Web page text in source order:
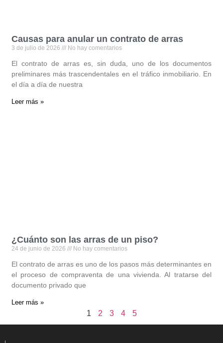
Causas para anular un contrato de arras
3 de julio de 2026 No hay comentarios
El contrato de arras es, sin duda, uno de los documentos
preliminares más trascendentales en el tráfico inmobiliario. En
el día a día de nuestra
Leer más »
¿Cuánto son las arras de un piso?
24 de junio de 2026 No hay comentarios
El contrato de arras es uno de los pasos más determinantes en
el proceso de compraventa de una vivienda. Al tratarse del
documento privado que
Leer más »
1 2 3 4 5